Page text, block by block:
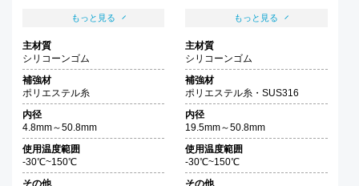
もっと見る
主材質
シリコーンゴム
補強材
ポリエステル糸
内径
4.8mm～50.8mm
使用温度範囲
-30℃~150℃
その他
もっと見る
主材質
シリコーンゴム
補強材
ポリエステル糸・SUS316
内径
19.5mm～50.8mm
使用温度範囲
-30℃~150℃
その他